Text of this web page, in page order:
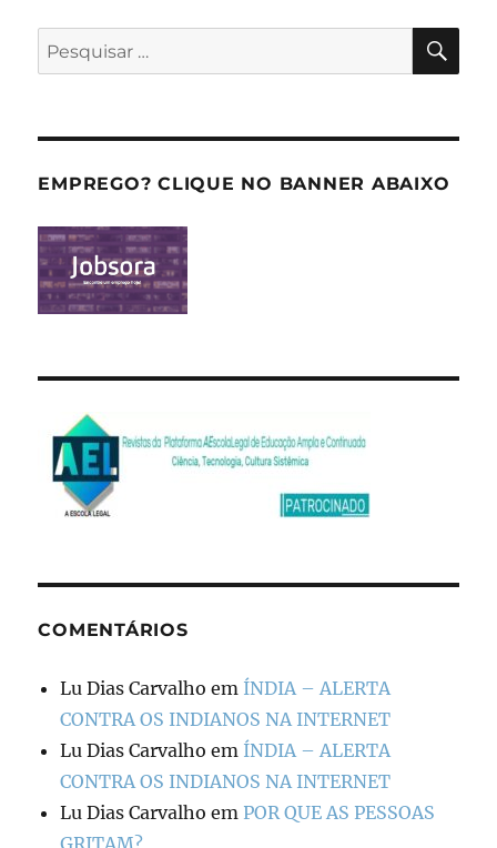
Pesquisar
por:
EMPREGO? CLIQUE NO BANNER ABAIXO
COMENTÁRIOS
Lu Dias Carvalho em ÍNDIA – ALERTA
CONTRA OS INDIANOS NA INTERNET
Lu Dias Carvalho em ÍNDIA – ALERTA
CONTRA OS INDIANOS NA INTERNET
Lu Dias Carvalho em POR QUE AS PESSOAS
GRITAM?